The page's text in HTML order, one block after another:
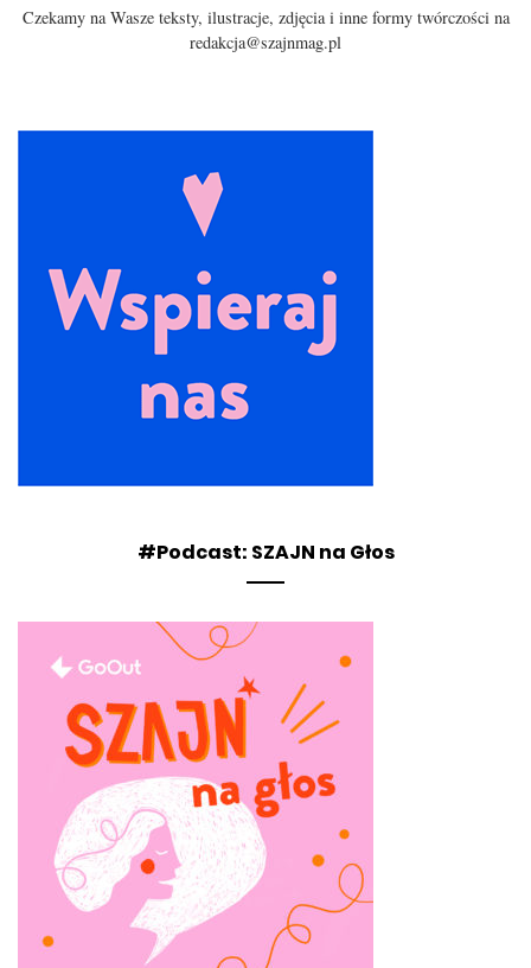
Czekamy na Wasze teksty, ilustracje, zdjęcia i inne formy twórczości na
redakcja@szajnmag.pl
#Podcast: SZAJN na Głos